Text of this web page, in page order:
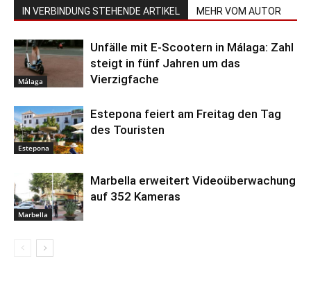
IN VERBINDUNG STEHENDE ARTIKEL MEHR VOM AUTOR
Málaga
Unfälle mit E-Scootern in Málaga: Zahl
steigt in fünf Jahren um das
Vierzigfache
Estepona
Estepona feiert am Freitag den Tag
des Touristen
Marbella
Marbella erweitert Videoüberwachung
auf 352 Kameras